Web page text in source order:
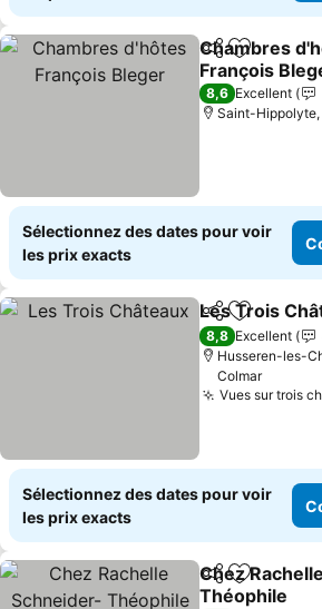
PartagerAjouter à
Chambres
François
8,6 Excellent
Saint-Hippolyte,
Sélectionnez des dates pour voir
les prix exacts
PartagerAjouter à
Les Trois
8,8 Excellent
Husseren-les-
Colmar
Vues sur trois
Sélectionnez des dates pour voir
les prix exacts
PartagerAjouter à
Chez
Théophile